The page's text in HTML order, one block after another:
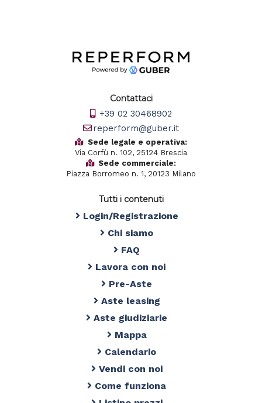
Contattaci
+39 02 30468902
reperform@guber.it
Sede legale e operativa:
Via Corfù n. 102, 25124 Brescia
Sede commerciale:
Piazza Borromeo n. 1, 20123 Milano
Tutti i contenuti
Login/Registrazione
Chi siamo
FAQ
Lavora con noi
Pre-Aste
Aste leasing
Aste giudiziarie
Mappa
Calendario
Vendi con noi
Come funziona